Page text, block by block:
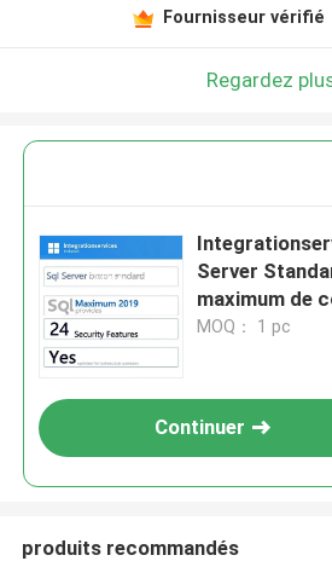
Fournisseur vérifié
Regardez
Server
maximum de
MOQ： 1 pc
Continuer
produits recommandés